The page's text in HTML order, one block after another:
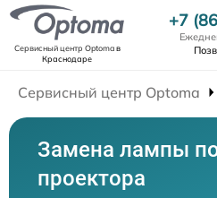
Сервисный центр Optomaв
Краснодаре
+7
Сервисный центр Optoma
Замена лампы
проектора